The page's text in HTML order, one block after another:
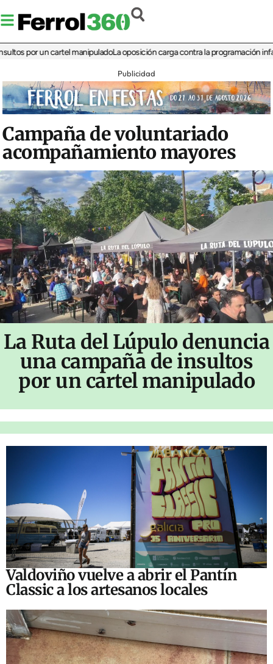
un cartel manipuladoLa oposición carga contra la programación infantil
Publicidad
Campaña de voluntariado
acompañamiento mayores
La Ruta del Lúpulo denuncia
una campaña de insultos
por un cartel manipulado
Valdoviño vuelve a abrir el Pantín
Classic a los artesanos locales